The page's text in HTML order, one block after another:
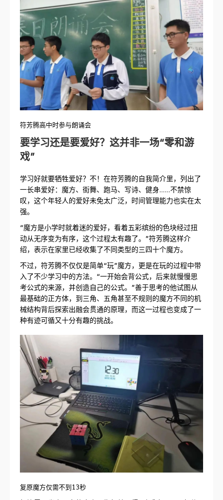
符芳腾高中时参与朗诵会
要学习还是要爱好？这并非一场“零和游
戏”
学习好就要牺牲爱好？不！在符芳腾的自我简介里，列出了
一长串爱好：魔方、街舞、跑马、写诗、健身……不禁惊
叹，这个年轻人的爱好未免太广泛，时间管理能力也实在太
强。
“魔方是小学时就着迷的爱好，看着五彩缤纷的色块经过扭
动从无序变为有序，这个过程太有趣了。”符芳腾这样介
绍，表示在家里已经收集了不同类型的三四十个魔方。
不过，符芳腾不仅仅是简单“玩”魔方，更是在玩的过程中带
入了不少学习中的方法。“一开始会背公式，后来就慢慢思
考公式的来源，并创造自己的公式。”善于思考的他试图从
最基础的正方体，到三角、五角甚至不规则的魔方不同的机
械结构背后探索出融会贯通的原理，而这一过程也变成了一
种有迹可循又十分有趣的挑战。
复原魔方仅需不到13秒